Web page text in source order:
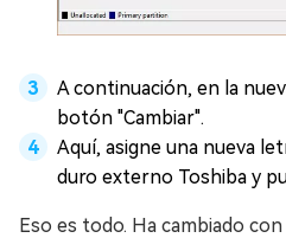
A continuación, en la
botón "Cambiar".
Aquí, asigne una nueva
duro externo Toshiba y
Eso es todo. Ha cambiado